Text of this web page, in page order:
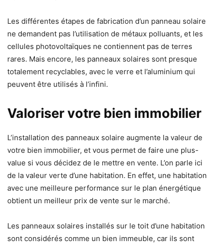
Les différentes étapes de fabrication d’un panneau solaire
ne demandent pas l’utilisation de métaux polluants, et les
cellules photovoltaïques ne contiennent pas de terres
rares. Mais encore, les panneaux solaires sont presque
totalement recyclables, avec le verre et l’aluminium qui
peuvent être utilisés à l’infini.
Valoriser votre bien immobilier
L’installation des panneaux solaire augmente la valeur de
votre bien immobilier, et vous permet de faire une plus-
value si vous décidez de le mettre en vente. L’on parle ici
de la valeur verte d’une habitation. En effet, une habitation
avec une meilleure performance sur le plan énergétique
obtient un meilleur prix de vente sur le marché.
Les panneaux solaires installés sur le toit d’une habitation
sont considérés comme un bien immeuble, car ils sont